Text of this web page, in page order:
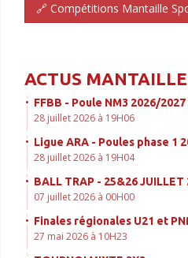
🔗 Compétitions Mantaille
ACTUS
FFBB - Poule NM3 2026/
28 juillet 2026 à 19H06
Ligue ARA - Poules phase 1
28 juillet 2026 à 19H04
BALL TRAP - 25&26 JUILLET
07 juillet 2026 à 00H00
Finales régionales U21 et
27 mai 2026 à 10H23